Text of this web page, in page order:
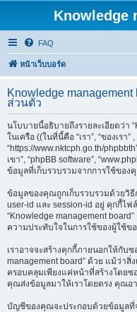
Knowledge
FAQ
หน้าเว็บบอร์ด
Knowledge
ส่วนตัว
นโบบายนี้อธิบายถึงรายละเอียดว่า
ในเครือ ((ในที่นี้คือ “เรา”, “ของเรา
“https://www.nktcph.go.th/
เขา”, “phpBB software”,
ข้อมูลที่เก็บรวบรวมจากการใช้ของ
ข้อมูลของคุณถูกเก็บรวบรวมด้วยวิธี
user-id และ session-id อยู่ คุกกี้ไ
“Knowledge management
ความประทับใจในการใช้ของผู้ใช้ข
เราอาจจะสร้างคุกกี้ภายนอกให้กับ
management board” ด้วย แม้ว่าสิ่
ครอบคลุมเพียงแค่หน้าที่สร้างโดยซ
คุณส่งข้อมูลมาให้เราโดยตรง คุณอ
บัญชีของคุณจะประกอบด้วยข้อมูลที่